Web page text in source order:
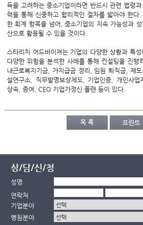
득을 고려하는 중소기업이라면 반드시 관련 법령
력을 통해 신중하고 합리적인 절차를 밟아야 한다
한 회계 항목을 넘어, 중소기업의 지속 가능성과
산으로 활용될 수 있을 것이다.
스타리치 어드바이져는 기업의 다양한 상황과 특
다양한 위험을 분석한 사례를 통해 컨설팅을 진행
내근로복지기금, 가지급금 정리, 임원 퇴직금, 제
설연구소, 직무발명보상제도, 기업인증, 개인사업
상속, 증여, CEO 기업가정신 플랜 등이 있다.
상/담/신/청
성명
연락처
기업분야
병원분야